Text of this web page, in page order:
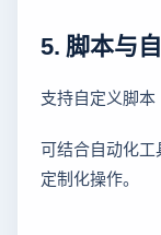
5. 脚本与
支持自定义脚本
可结合自动化工
定制化操作。